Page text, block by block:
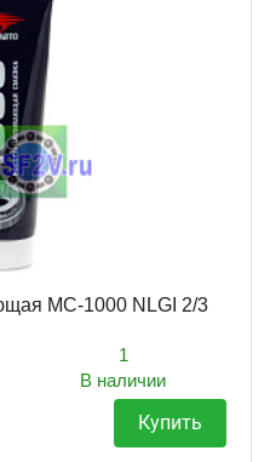
МС-1000 NLGI 2/3
1
В наличии
Купить